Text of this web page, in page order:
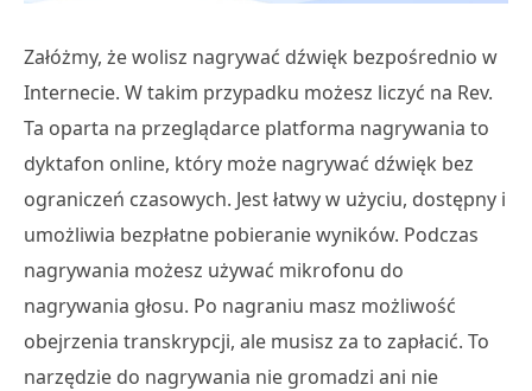
Załóżmy, że wolisz nagrywać dźwięk bezpośrednio w
Internecie. W takim przypadku możesz liczyć na Rev.
Ta oparta na przeglądarce platforma nagrywania to
dyktafon online, który może nagrywać dźwięk bez
ograniczeń czasowych. Jest łatwy w użyciu, dostępny i
umożliwia bezpłatne pobieranie wyników. Podczas
nagrywania możesz używać mikrofonu do
nagrywania głosu. Po nagraniu masz możliwość
obejrzenia transkrypcji, ale musisz za to zapłacić. To
narzędzie do nagrywania nie gromadzi ani nie